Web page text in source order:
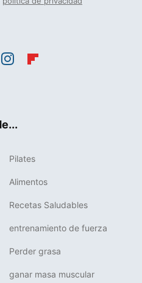
Pilates
Alimentos
Recetas Saludables
entrenamiento de fuerza
Perder grasa
ganar masa muscular